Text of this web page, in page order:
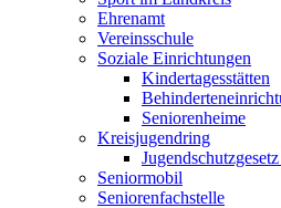
Ehrenamt
Vereinsschule
Soziale Einrichtungen
Kindertagesstätten
Seniorenheime
Kreisjugendring
Seniormobil
Seniorenfachstelle